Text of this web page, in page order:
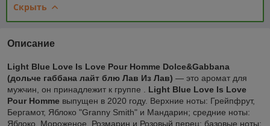
Скрыть
Описание
Light Blue Love Is Love Pour Homme Dolce&Gabbana
(дольче габбана лайт блю Лав Из Лав) — это аромат для
мужчин, он принадлежит к группе . Light Blue Love Is Love
Pour Homme выпущен в 2020 году. Верхние ноты: Грейпфрут,
Бергамот, Яблоко "Granny Smith" и Мандарин; средние ноты:
Яблоко, Мороженое, Розмарин и Розовый перец; базовые ноты: